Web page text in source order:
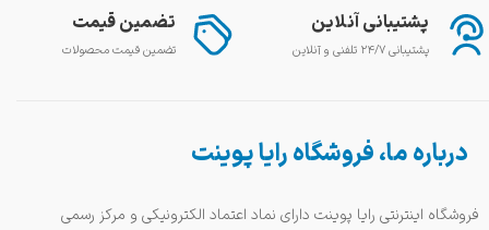
درباره ما، فروشگاه رایا پوینت
فروشگاه اینترنتی رایا پوینت دارای نماد اعتماد الکترونیکی و مرکز رسمی
پشتیبانی آنلاین
پشتیبانی ۲۴/۷ تلفنی و آنلاین
تضمین قیمت
تضمین قیمت محصولات